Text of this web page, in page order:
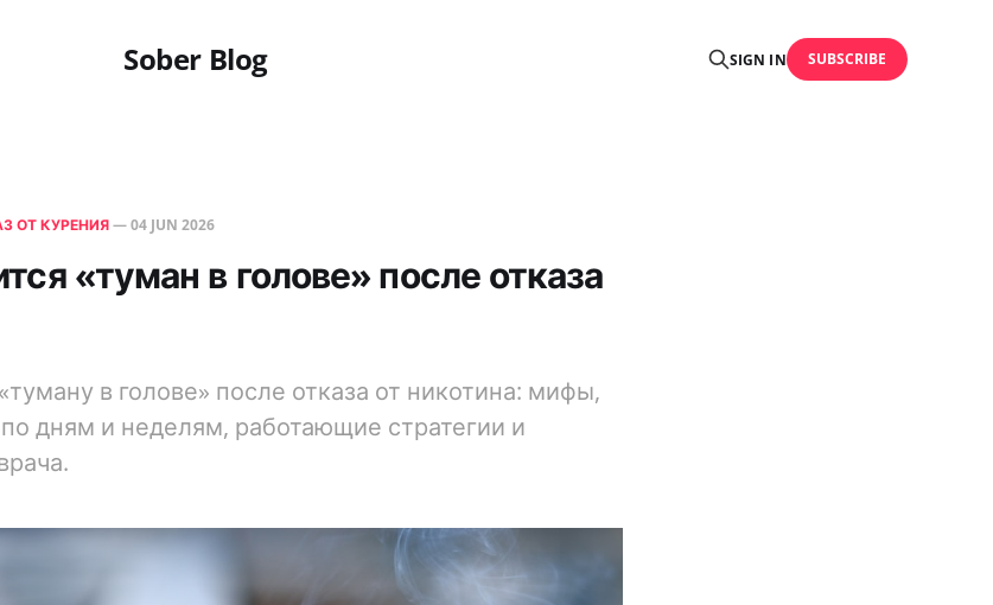
Sober Blog SIGN IN SUBSCRIBE
ОТ КУРЕНИЯ—04 JUN 2026
«туман в голове» после отказа
в голове» после отказа от никотина: мифы,
дням и неделям, работающие стратегии и